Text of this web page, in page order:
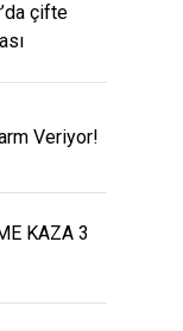
çifte
Veriyor!
KAZA 3